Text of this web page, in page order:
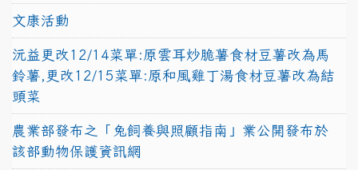
文康活動
沅益更改12/14菜單:原雲耳炒脆薯食材豆薯改為馬
鈴薯,更改12/15菜單:原和風雞丁湯食材豆薯改為結
頭菜
農業部發布之「兔飼養與照顧指南」業公開發布於
該部動物保護資訊網